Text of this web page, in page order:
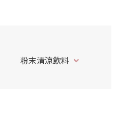
粉末清涼飲料